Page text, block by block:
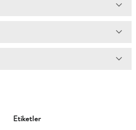
Etiketler